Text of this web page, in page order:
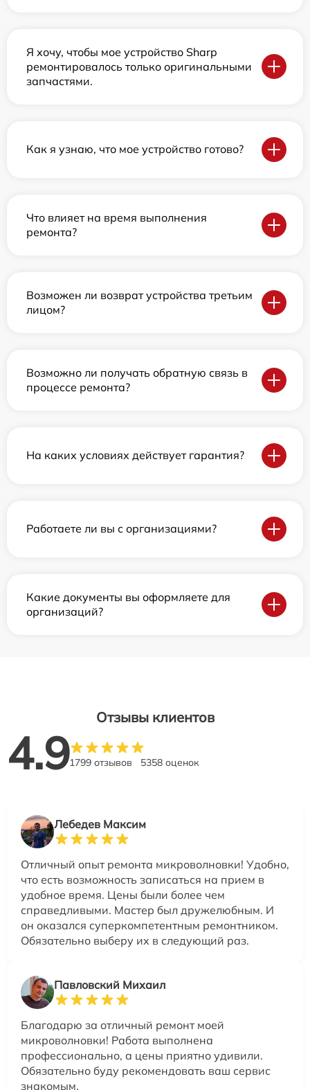
Я хочу, чтобы мое устройство Sharp
ремонтировалось только оригинальными
запчастями.
Как я узнаю, что мое устройство готово?
Что влияет на время выполнения
ремонта?
Возможен ли возврат устройства третьим
лицом?
Возможно ли получать обратную связь в
процессе ремонта?
На каких условиях действует гарантия?
Работаете ли вы с организациями?
Какие документы вы оформляете для
организаций?
Отзывы клиентов
4.91799 отзывов 5358 оценок
Лебедев Максим
Отличный опыт ремонта микроволновки! Удобно,
что есть возможность записаться на прием в
удобное время. Цены были более чем
справедливыми. Мастер был дружелюбным. И
он оказался суперкомпетентным ремонтником.
Обязательно выберу их в следующий раз.
Павловский Михаил
Благодарю за отличный ремонт моей
микроволновки! Работа выполнена
профессионально, а цены приятно удивили.
Обязательно буду рекомендовать ваш сервис
знакомым.